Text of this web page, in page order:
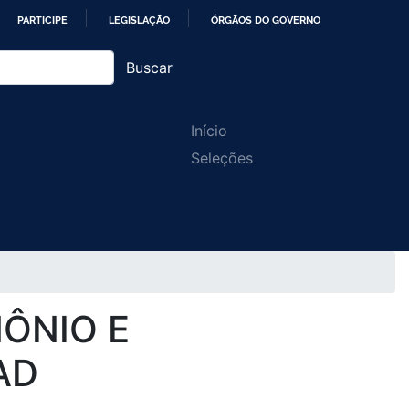
PARTICIPE LEGISLAÇÃO ÓRGÃOS DO GOVERNO
Buscar
Main
navigation
Início
Seleções
E